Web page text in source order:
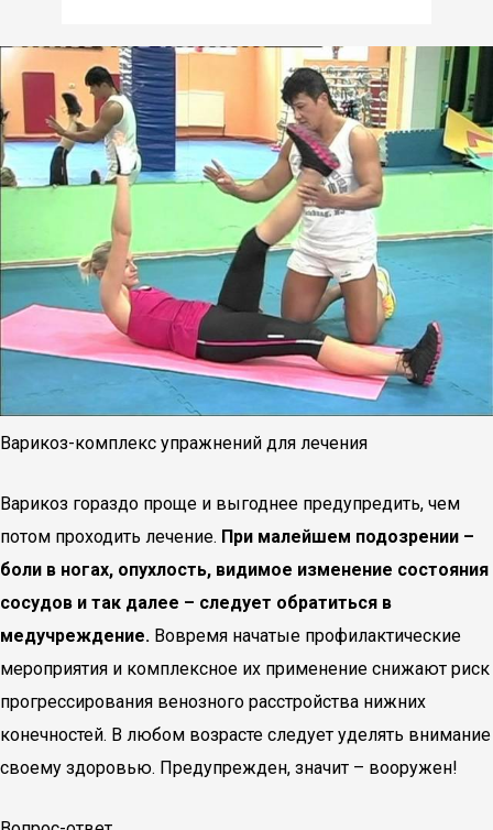
Варикоз-комплекс упражнений для лечения
Варикоз гораздо проще и выгоднее предупредить, чем
потом проходить лечение. При малейшем подозрении –
боли в ногах, опухлость, видимое изменение состояния
сосудов и так далее – следует обратиться в
медучреждение. Вовремя начатые профилактические
мероприятия и комплексное их применение снижают риск
прогрессирования венозного расстройства нижних
конечностей. В любом возрасте следует уделять внимание
своему здоровью. Предупрежден, значит – вооружен!